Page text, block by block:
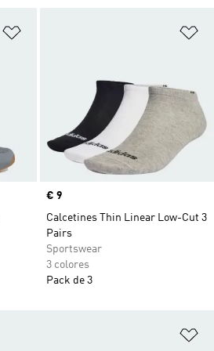
Precio
€ 9
Calcetines Thin Linear Low-Cut 3
Pairs
Sportswear
3 colores
Pack de 3